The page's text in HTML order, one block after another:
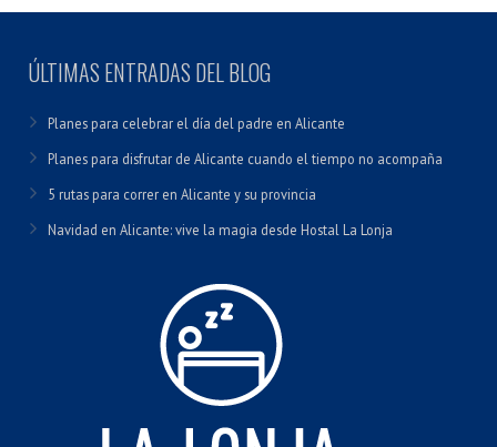
ÚLTIMAS ENTRADAS DEL BLOG
Planes para celebrar el día del padre en Alicante
Planes para disfrutar de Alicante cuando el tiempo no acompaña
5 rutas para correr en Alicante y su provincia
Navidad en Alicante: vive la magia desde Hostal La Lonja